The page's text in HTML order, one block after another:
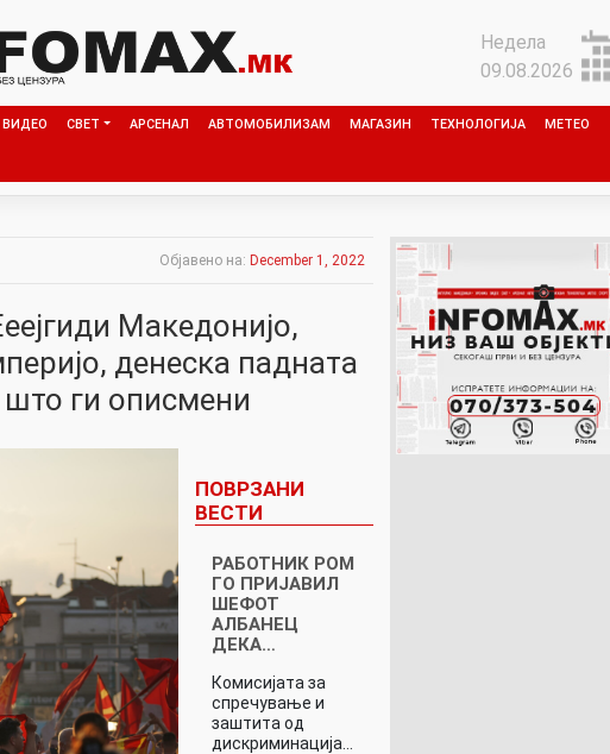
Недела
09.08.2026
ВИДЕО СВЕТ АРСЕНАЛ АВТОМОБИЛИЗАМ МАГАЗИН ТЕХНОЛОГИЈА МЕТЕО
Објавено на: December 1, 2022
Македонијо,
денеска падната
ги описмени
ПОВРЗАНИ
ВЕСТИ
РАБОТНИК РОМ
ГО ПРИЈАВИЛ
ШЕФОТ
АЛБАНЕЦ
ДЕКА…
Комисијата за
спречување и
заштита од
дискриминација…